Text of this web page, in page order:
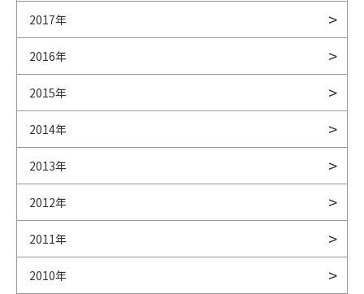
2017年
2016年
2015年
2014年
2013年
2012年
2011年
2010年